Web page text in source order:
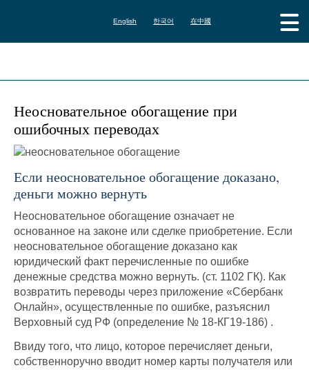
English 한국어 在中國
Неосновательное обогащение при
ошибочных переводах
Если неосновательное обогащение доказано,
деньги можно вернуть
Неосновательное обогащение означает не
основанное на законе или сделке приобретение. Если
неосновательное обогащение доказано как
юридический факт перечисленные по ошибке
денежные средства можно вернуть. (ст. 1102 ГК). Как
возвратить переводы через приложение «Сбербанк
Онлайн», осуществленные по ошибке, разъяснил
Верховный суд РФ (определение № 18-КГ19-186) .
Ввиду того, что лицо, которое перечисляет деньги,
собственноручно вводит номер карты получателя или